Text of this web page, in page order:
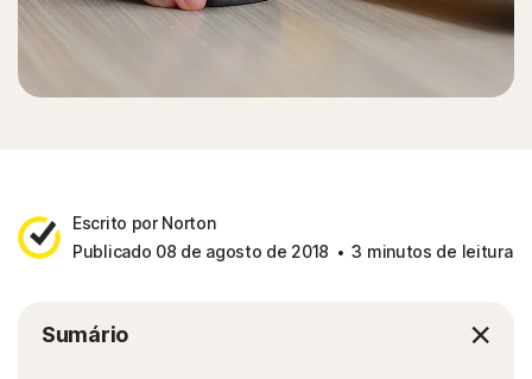
Escrito por Norton
Publicado 08 de agosto de 2018
3 minutos de leitura
Sumário